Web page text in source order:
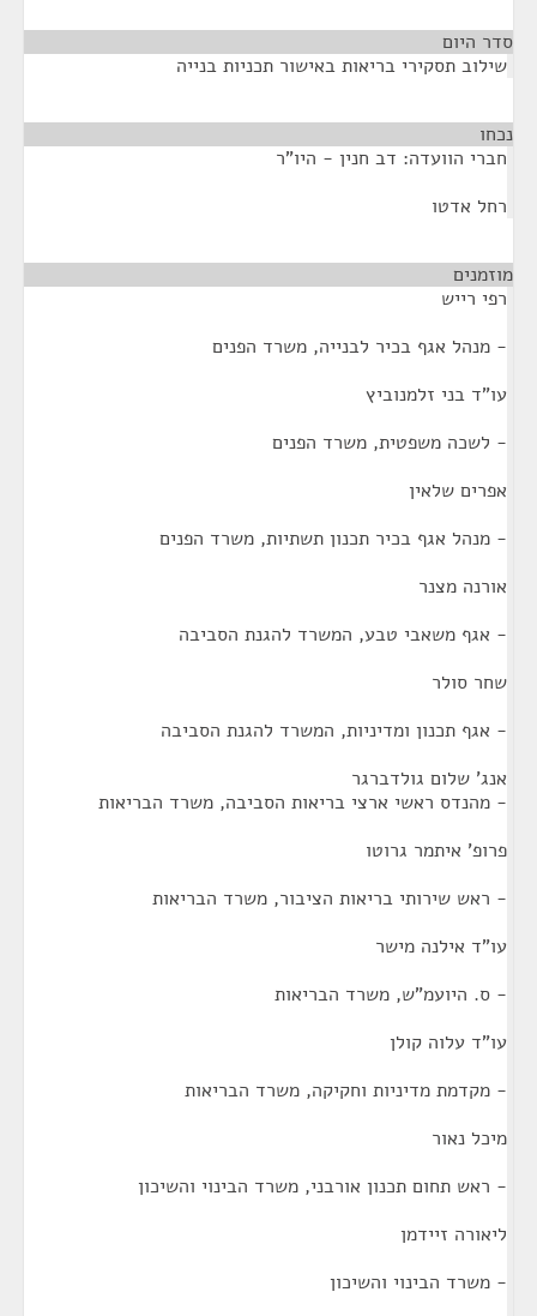
סדר היום
שילוב תסקירי בריאות באישור תכניות בנייה
נכחו
חברי הוועדה: דב חנין - היו"ר
רחל אדטו
מוזמנים
רפי רייש
- מנהל אגף בכיר לבנייה, משרד הפנים
עו"ד בני זלמנוביץ
- לשכה משפטית, משרד הפנים
אפרים שלאין
- מנהל אגף בכיר תכנון תשתיות, משרד הפנים
אורנה מצנר
- אגף משאבי טבע, המשרד להגנת הסביבה
שחר סולר
- אגף תכנון ומדיניות, המשרד להגנת הסביבה
אנג' שלום גולדברגר
- מהנדס ראשי ארצי בריאות הסביבה, משרד הבריאות
פרופ' איתמר גרוטו
- ראש שירותי בריאות הציבור, משרד הבריאות
עו"ד אילנה מישר
- ס. היועמ"ש, משרד הבריאות
עו"ד עלוה קולן
- מקדמת מדיניות וחקיקה, משרד הבריאות
מיכל נאור
- ראש תחום תכנון אורבני, משרד הבינוי והשיכון
ליאורה זיידמן
- משרד הבינוי והשיכון